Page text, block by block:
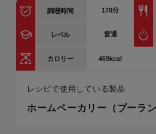
調理時間 170分
レベル 普通
カロリー 469kcal
レシピで使用している製品
ホームベーカリー（ブーラン